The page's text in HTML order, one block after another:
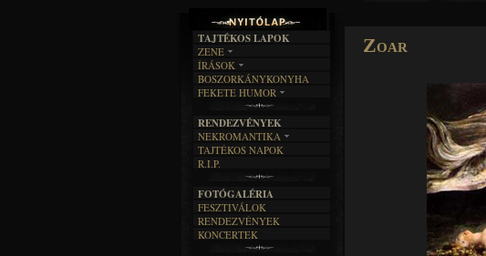
Zoar
TAJTÉKOS LAPOK
ZENE
EGYÜTTESEK
INTERJÚK
FORDÍTÁSOK
DALSZÖVEGEK
ÍRÁSOK
IRODALOM
FILM
MŰVÉSZET
ÍRÁSTÖRTÉNET
BOSZORKÁNYKONYHA
FEKETE HUMOR
SZÖVEGES
RENDEZVÉNYEK
NEKROMANTIKA
AKTUÁLIS
A MÚLT
TAJTÉKOS NAPOK
R.I.P.
FOTÓGALÉRIA
FESZTIVÁLOK
RENDEZVÉNYEK
KONCERTEK